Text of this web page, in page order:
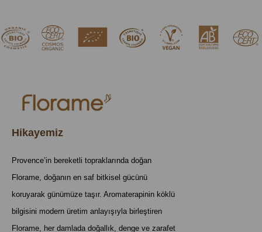
Hikayemiz
Provence’in bereketli topraklarında doğan
Florame, doğanın en saf bitkisel gücünü
koruyarak günümüze taşır. Aromaterapinin köklü
bilgisini modern üretim anlayışıyla birleştiren
Florame, her damlada doğallık, denge ve zarafet